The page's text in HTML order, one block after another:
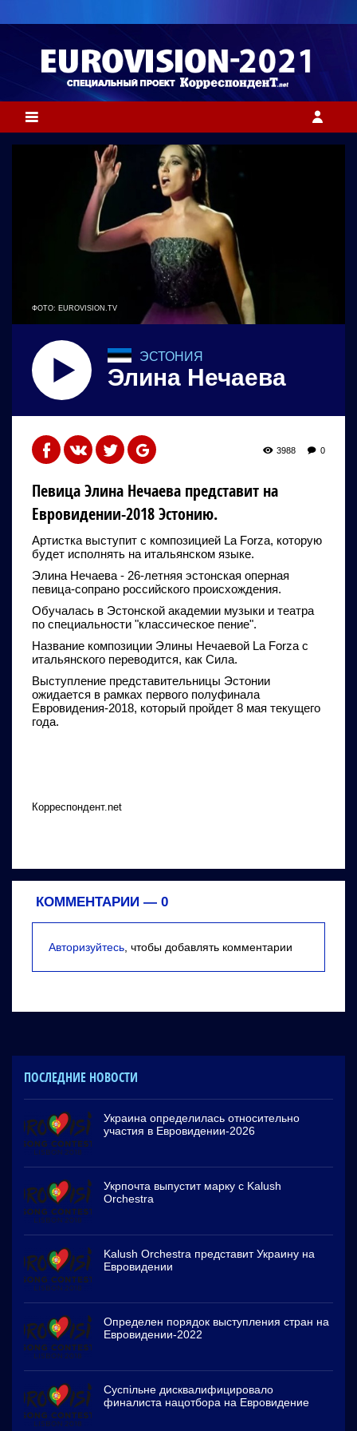
ФОТО: EUROVISION.TV
ЭСТОНИЯ
Элина Нечаева
3988 0
Певица Элина Нечаева представит на
Евровидении-2018 Эстонию.
Артистка выступит с композицией La Forza, которую
будет исполнять на итальянском языке.
Элина Нечаева - 26-летняя эстонская оперная
певица-сопрано российского происхождения.
Обучалась в Эстонской академии музыки и театра
по специальности "классическое пение".
Название композиции Элины Нечаевой La Forza с
итальянского переводится, как Сила.
Выступление представительницы Эстонии
ожидается в рамках первого полуфинала
Евровидения-2018, который пройдет 8 мая текущего
года.
Корреспондент.net
КОММЕНТАРИИ — 0
Авторизуйтесь , чтобы добавлять комментарии
ПОСЛЕДНИЕ НОВОСТИ
Украина определилась относительно
участия в Евровидении-2026
Укрпочта выпустит марку с Kalush
Orchestra
Kalush Orchestra представит Украину на
Евровидении
Определен порядок выступления стран на
Евровидении-2022
Суспільне дисквалифицировало
финалиста нацотбора на Евровидение